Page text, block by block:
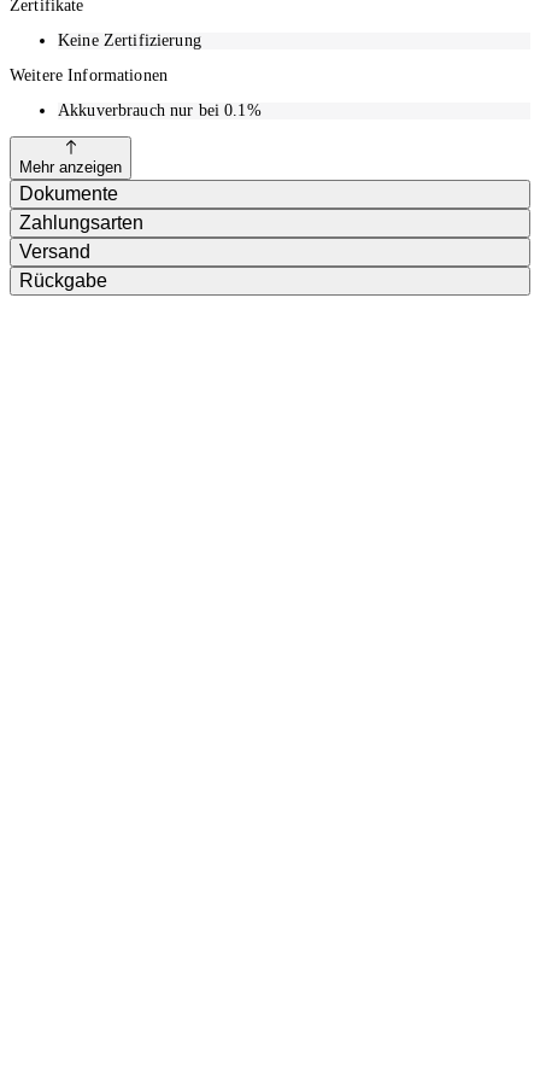
Bitte bei der Bestellung beachten, dass heat it in 2 Varianten verfügbar ist:
Zertifikate
Keine Zertifizierung
Weitere Informationen
Akkuverbrauch nur bei 0.1%
Mehr anzeigen
Dokumente
Zahlungsarten
Versand
Rückgabe